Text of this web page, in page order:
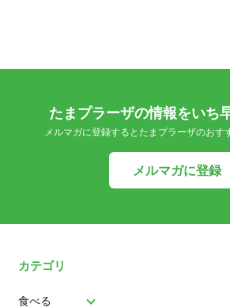
たまプラーザの情報をいち
メルマガに登録するとたまプラーザのおす
メルマガに登録
カテゴリ
食べる